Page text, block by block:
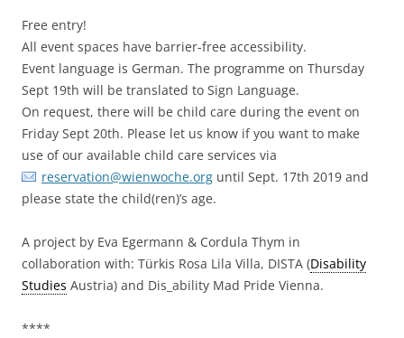
Free entry!
All event spaces have barrier-free accessibility.
Event language is German. The programme on Thursday
Sept 19th will be translated to Sign Language.
On request, there will be child care during the event on
Friday Sept 20th. Please let us know if you want to make
use of our available child care services via
reservation@wienwoche.org until Sept. 17th 2019 and
please state the child(ren)’s age.
A project by Eva Egermann & Cordula Thym in
collaboration with: Türkis Rosa Lila Villa, DISTA (Disability
Studies Austria) and Dis_ability Mad Pride Vienna.
****